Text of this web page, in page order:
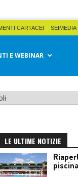
CARTACEI SEIMEDIA
E WEBINAR
LE ULTIME NOTIZIE